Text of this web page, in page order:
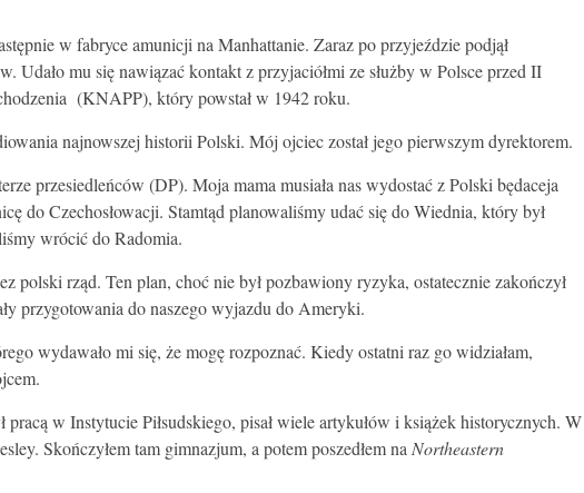
w fabryce amunicji na Manhattanie. Zaraz po przyjeździe podjął
mu się nawiązać kontakt z przyjaciółmi ze służby w Polsce przed II
(KNAPP), który powstał w 1942 roku.
najnowszej historii Polski. Mój ojciec został jego pierwszym dyrektorem.
przesiedleńców (DP). Moja mama musiała nas wydostać z Polski będaceja
do Czechosłowacji. Stamtąd planowaliśmy udać się do Wiednia, który był
wrócić do Radomia.
polski rząd. Ten plan, choć nie był pozbawiony ryzyka, ostatecznie zakończył
przygotowania do naszego wyjazdu do Ameryki.
wydawało mi się, że mogę rozpoznać. Kiedy ostatni raz go widziałam,
w Instytucie Piłsudskiego, pisał wiele artykułów i książek historycznych. W
Skończyłem tam gimnazjum, a potem poszedłem na Northeastern